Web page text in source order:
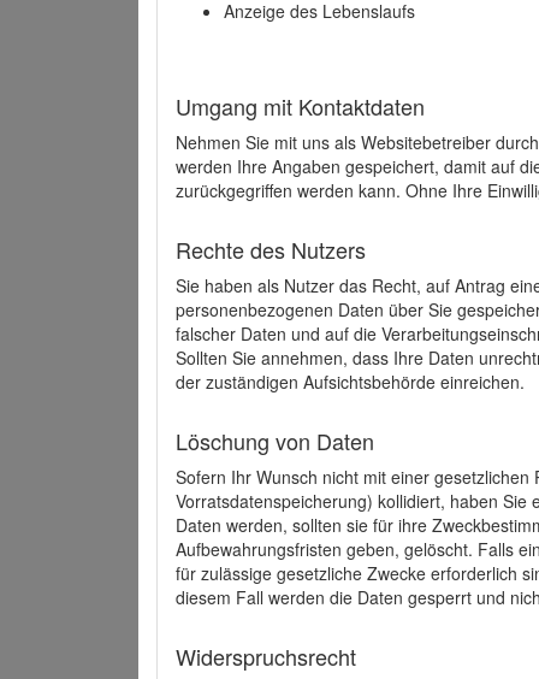
Anzeige des Lebenslaufs
Umgang mit Kontaktdaten
Nehmen Sie mit uns als Websitebetreiber
werden Ihre Angaben gespeichert, damit auf
zurückgegriffen werden kann. Ohne Ihre
Rechte des Nutzers
Sie haben als Nutzer das Recht, auf Antrag
personenbezogenen Daten über Sie
falscher Daten und auf die
Sollten Sie annehmen, dass Ihre Daten
der zuständigen Aufsichtsbehörde einreichen.
Löschung von Daten
Sofern Ihr Wunsch nicht mit einer
Vorratsdatenspeicherung) kollidiert, haben
Daten werden, sollten sie für ihre
Aufbewahrungsfristen geben, gelöscht. Falls
für zulässige gesetzliche Zwecke erforderlich
diesem Fall werden die Daten gesperrt und
Widerspruchsrecht